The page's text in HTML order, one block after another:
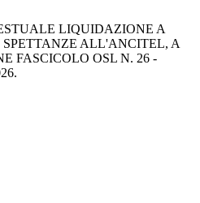
LIQUIDAZIONE A
ALL'ANCITEL, A
FASCICOLO OSL N. 26 -